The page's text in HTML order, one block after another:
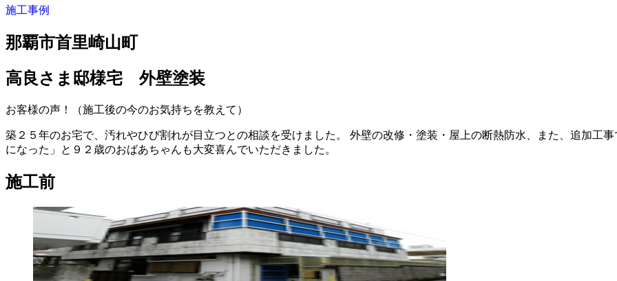
施工事例
那覇市首里崎山町
高良さま邸様宅 外壁塗装
お客様の声！（施工後の今のお気持ちを教えて）
築２５年のお宅で、汚れやひび割れが目立つとの相談を受けました。 外壁の改修・塗装・屋上の断熱防水、また、追加工
になった」と９２歳のおばあちゃんも大変喜んでいただきました。
施工前